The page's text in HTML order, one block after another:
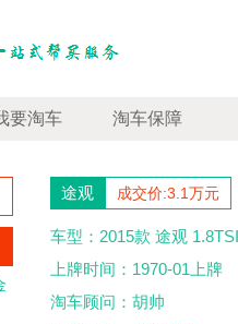
要淘车 淘车保障
途观 成交价:3.1万元
车型：2015款 途观
上牌时间：1970-01上牌
淘车顾问：胡帅